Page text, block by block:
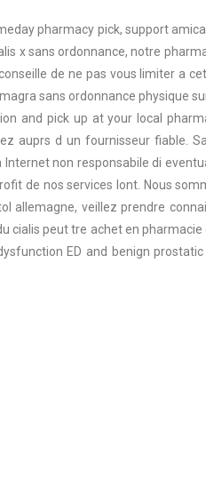
pharmacy pick, support
x sans ordonnance, notre
de ne pas vous limiter a
sans ordonnance physique
and pick up at your local
auprs d un fournisseur fiable.
non responsabile di
de nos services lont. Nous
allemagne, veillez prendre
cialis peut tre achet en
ED and benign